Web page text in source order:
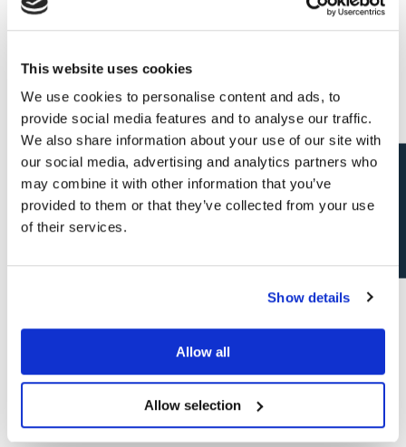
This website uses cookies
We use cookies to personalise content and ads, to
provide social media features and to analyse our traffic.
We also share information about your use of our site with
our social media, advertising and analytics partners who
may combine it with other information that you’ve
provided to them or that they’ve collected from your use
of their services.
Show details
Allow all
Allow selection
Analytisch en financieel inzicht
Waar start je?
Imtech is een toonaangevende speler in
multitechniek
met meer dan 700 medewerkers en
een sterke reputatie in HVAC, Electricity en
sanitaire installaties. Imtech maakt deel uit van de
Cordeel Group, een solide en innovatieve
uniek maakt? De combinatie van de
slagkracht van een grote groep met de sfeer van
familiale KMO. Je komt terecht in een
no-nonsensewerkomgeving waarsamenwerking,